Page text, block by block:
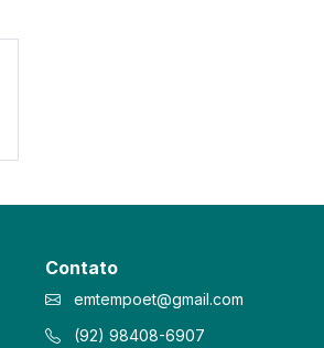
Contato
emtempoet@gmail.com
(92) 98408-6907